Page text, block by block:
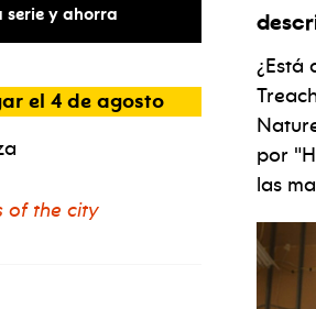
serie y ahorra
el 4 de agosto
of the city
¿Está
por
las